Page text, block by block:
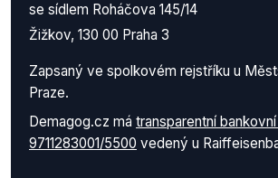
se sídlem Roháčova 145/14
Žižkov, 130 00 Praha 3
Zapsaný ve spolkovém rejstříku u
Praze.
Demagog.cz má transparentní
9711283001/5500 vedený u